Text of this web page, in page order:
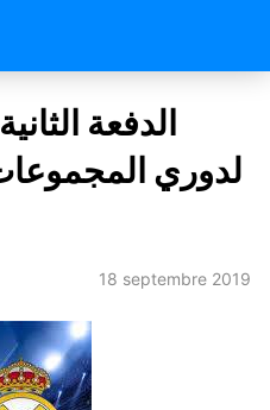
الدفعة
لدوري
18 septembre 2019